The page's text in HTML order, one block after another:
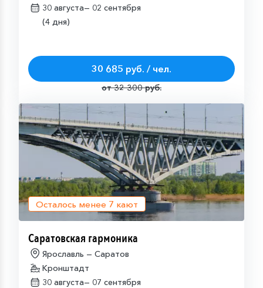
30 августа— 02 сентября
(4 дня)
30 685 руб. / чел.
от 32 300 руб.
Осталось менее 7 кают
Саратовская гармоника
Ярославль — Саратов
Кронштадт
30 августа— 07 сентября